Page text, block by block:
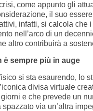
come appunto gli
il suo
infatti, si calcola che
nell’arco di un
altro contribuirà a
è sempre più in auge
si sta esaurendo, lo
divisa virtuale
e che prevede un
spazzato via un’altra